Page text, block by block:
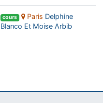
cours Paris Delphine
Blanco Et Moise Arbib